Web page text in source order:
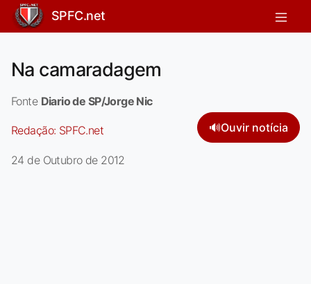
SPFC.net
Na camaradagem
Fonte Diario de SP/Jorge Nic
Redação: SPFC.net 🔊Ouvir notícia
24 de Outubro de 2012